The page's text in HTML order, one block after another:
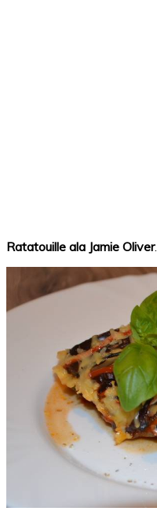
Ratatouille ala Jamie Oliver.